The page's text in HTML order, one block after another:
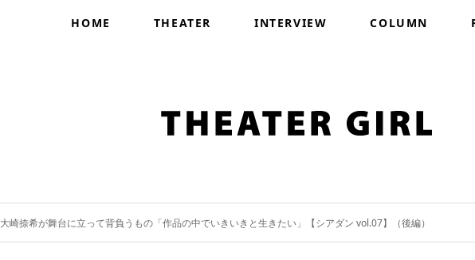
HOME THEATER INTERVIEW COLUMN
大崎捺希が舞台に立って背負うもの「作品の中でいきいきと生きたい」【シアダン vol.07】（後編）